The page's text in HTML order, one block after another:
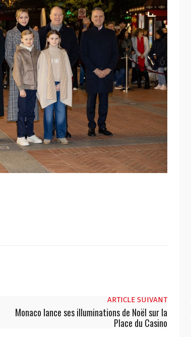
ARTICLE SUIVANT
Monaco lance ses illuminations de Noël sur la
Place du Casino